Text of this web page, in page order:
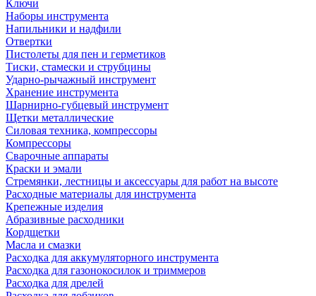
Ключи
Наборы инструмента
Напильники и надфили
Отвертки
Пистолеты для пен и герметиков
Тиски, стамески и струбцины
Ударно-рычажный инструмент
Хранение инструмента
Шарнирно-губцевый инструмент
Щетки металлические
Силовая техника, компрессоры
Компрессоры
Сварочные аппараты
Краски и эмали
Стремянки, лестницы и аксессуары для работ на высоте
Расходные материалы для инструмента
Крепежные изделия
Абразивные расходники
Кордщетки
Масла и смазки
Расходка для аккумуляторного инструмента
Расходка для газонокосилок и триммеров
Расходка для дрелей